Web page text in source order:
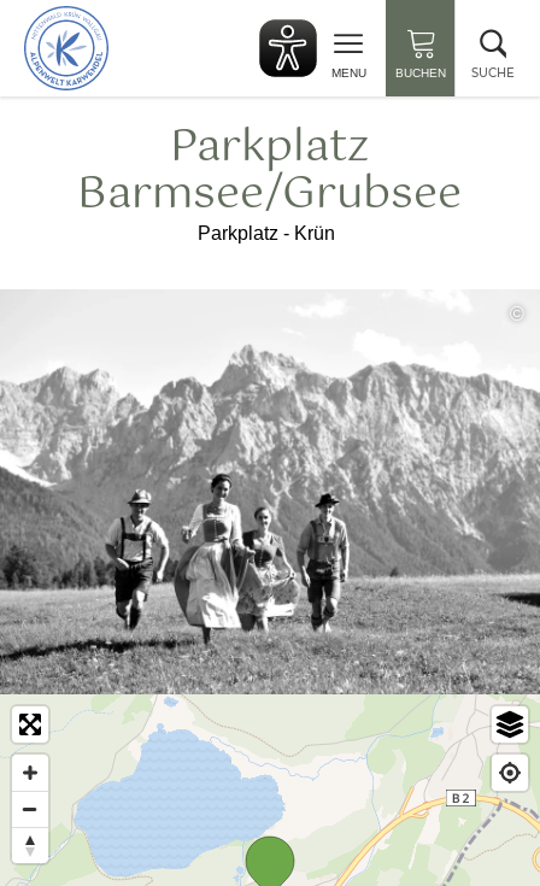
zurück
zur
Startseite
MENU BUCHEN SUCHE
Parkplatz
Barmsee/Grubsee
Parkplatz - Krün
©